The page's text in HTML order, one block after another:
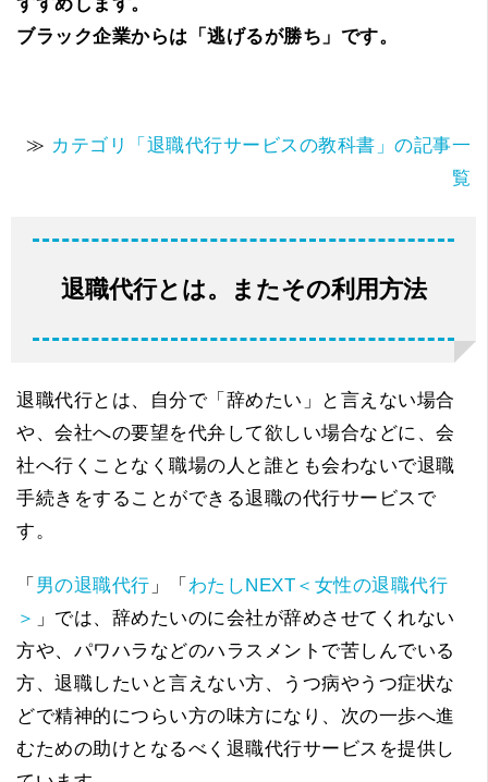
ブラック企業からは「逃げるが勝ち」です。
≫ カテゴリ「退職代行サービスの教科書」の記事一
覧
退職代行とは。またその利用方法
退職代行とは、自分で「辞めたい」と言えない場合
や、会社への要望を代弁して欲しい場合などに、会
社へ行くことなく職場の人と誰とも会わないで退職
手続きをすることができる退職の代行サービスで
す。
「 男の退職代行 」「 わたしNEXT＜女性の退職代行
＞ 」では、辞めたいのに会社が辞めさせてくれない
方や、パワハラなどのハラスメントで苦しんでいる
方、退職したいと言えない方、うつ病やうつ症状な
どで精神的につらい方の味方になり、次の一歩へ進
むための助けとなるべく退職代行サービスを提供し